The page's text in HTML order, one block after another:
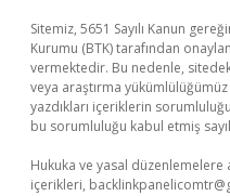
Sitemiz, 5651 Sayılı Kanun
Kurumu (BTK) tarafından
vermektedir. Bu nedenle,
veya araştırma
yazdıkları içeriklerin
bu sorumluluğu kabul etmiş
Hukuka ve yasal düzenlemelere
içerikleri,